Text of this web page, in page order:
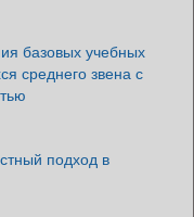
базовых учебных
среднего звена с
подход в